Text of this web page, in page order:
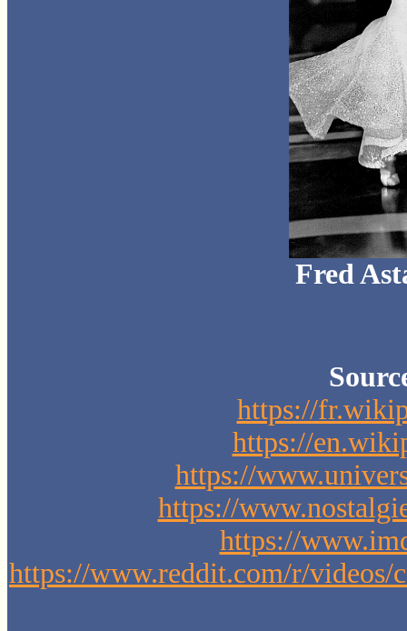
Fred
https://
https://
https://
https://
https://
https://www.reddit.com/r/videos/